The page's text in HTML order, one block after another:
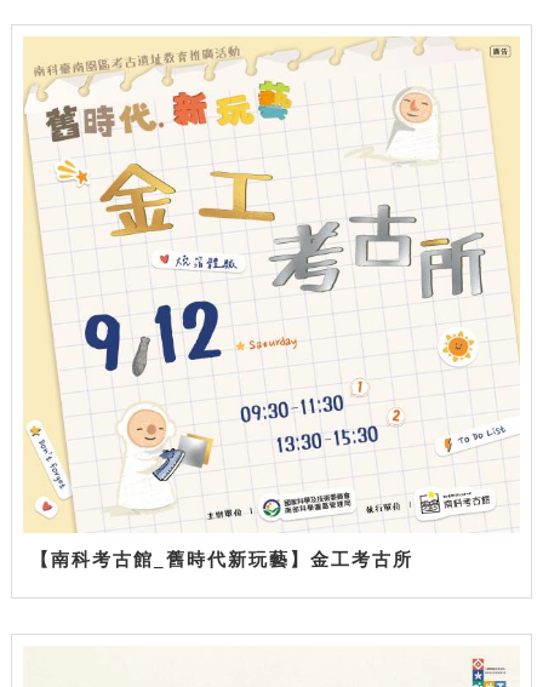
【南科考古館_舊時代新玩藝】金工考古所